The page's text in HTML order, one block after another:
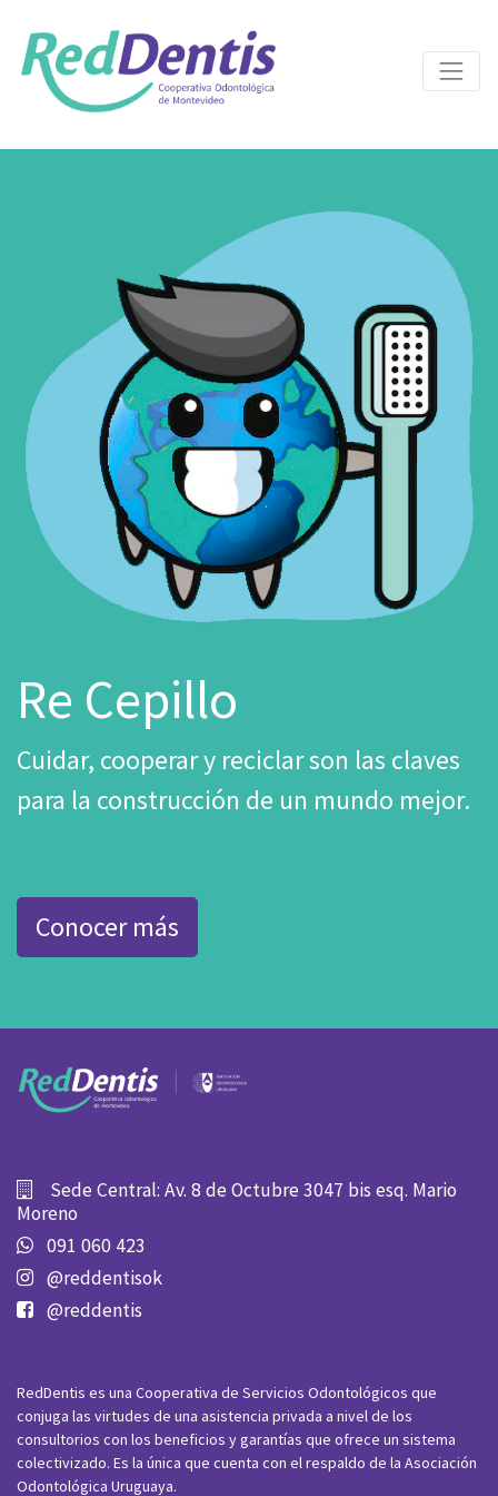
Re Cepillo
Cuidar, cooperar y reciclar son las claves
para la construcción de un mundo mejor.
Conocer más
Sede Central: Av. 8 de Octubre 3047 bis esq. Mario
Moreno
091 060 423
@reddentisok
@reddentis
RedDentis es una Cooperativa de Servicios Odontológicos que
conjuga las virtudes de una asistencia privada a nivel de los
consultorios con los beneficios y garantías que ofrece un sistema
colectivizado. Es la única que cuenta con el respaldo de la Asociación
Odontológica Uruguaya.